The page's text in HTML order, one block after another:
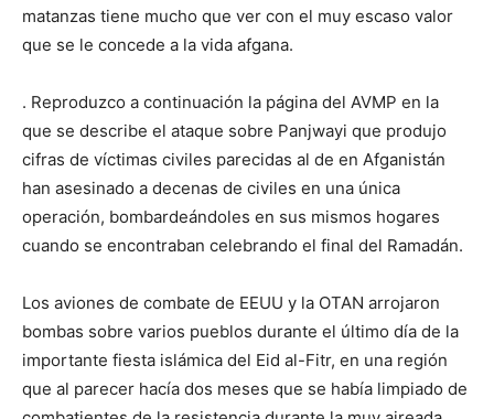
matanzas tiene mucho que ver con el muy escaso valor
que se le concede a la vida afgana.
. Reproduzco a continuación la página del AVMP en la
que se describe el ataque sobre Panjwayi que produjo
cifras de víctimas civiles parecidas al de en Afganistán
han asesinado a decenas de civiles en una única
operación, bombardeándoles en sus mismos hogares
cuando se encontraban celebrando el final del Ramadán.
Los aviones de combate de EEUU y la OTAN arrojaron
bombas sobre varios pueblos durante el último día de la
importante fiesta islámica del Eid al-Fitr, en una región
que al parecer hacía dos meses que se había limpiado de